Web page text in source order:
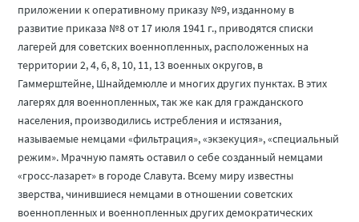
приложении к оперативному приказу №9, изданному в
развитие приказа №8 от 17 июля 1941 г., приводятся списки
лагерей для советских военнопленных, расположенных на
территории 2, 4, 6, 8, 10, 11, 13 военных округов, в
Гаммерштейне, Шнайдемюлле и многих других пунктах. В этих
лагерях для военнопленных, так же как для гражданского
населения, производились истребления и истязания,
называемые немцами «фильтрация», «экзекуция», «специальный
режим». Мрачную память оставил о себе созданный немцами
«гросс-лазарет» в городе Славута. Всему миру известны
зверства, чинившиеся немцами в отношении советских
военнопленных и военнопленных других демократических